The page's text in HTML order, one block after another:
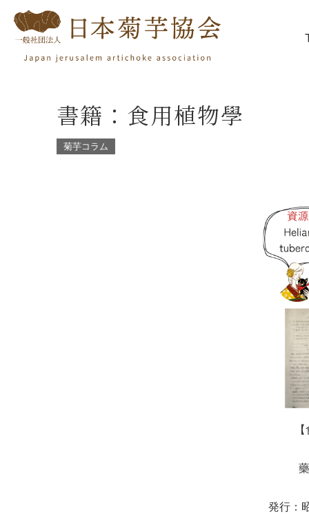
書籍：食用植物學
菊芋コラム
発行：